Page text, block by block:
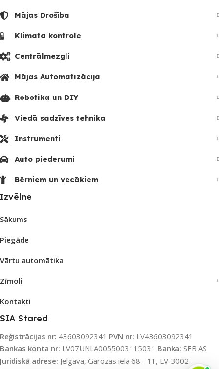
Mājas Drošība
Klimata kontrole
Centrālmezgli
Mājas Automatizācija
Robotika un DIY
Viedā sadzīves tehnika
Instrumenti
Auto piederumi
Bērniem un vecākiem
Izvēlne
Sākums
Piegāde
Vārtu automātika
Zīmoli
Kontakti
SIA Stared
Reģistrācijas nr: 43603092341 PVN nr: LV43603092341
Bankas konta nr: LV07UNLA0055003115031 Banka: SEB AS
Juridiskā adrese: Jelgava, Garozas iela 68 - 11, LV-3002